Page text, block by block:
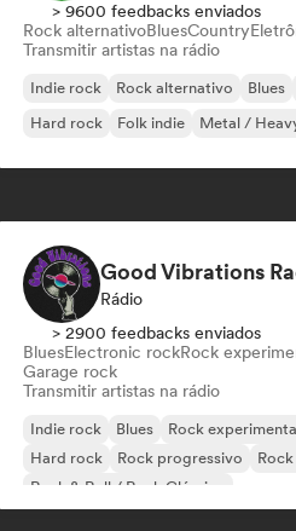
> 9600 feedbacks enviados
Rock alternativoBluesCountry
Transmitir artistas na rádio
Indie rock Rock alternativo Blues
Hard rock
Folk indie Metal /
Good Vibrations
Rádio
> 2900 feedbacks enviados
BluesElectronic rockRock
Garage rock
Transmitir artistas na rádio
Indie rock Blues Rock
Hard rock
Rock progressivo
Rock & Roll / Rock Clássico